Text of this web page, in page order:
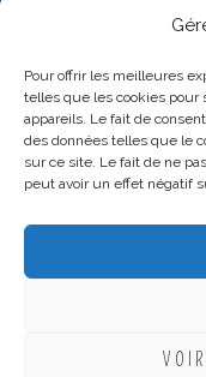
Pour offrir les meilleures
telles que les cookies pour
appareils. Le fait de
des données telles que le
sur ce site. Le fait de ne
peut avoir un effet négatif